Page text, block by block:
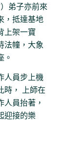
弟子亦前來
，抵達基地
上架一寶
法幢，大象
。
人員步上機
時， 上師在
員抬著，
迎接的樂